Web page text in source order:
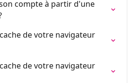
compte à partir d'une
de votre navigateur
de votre navigateur